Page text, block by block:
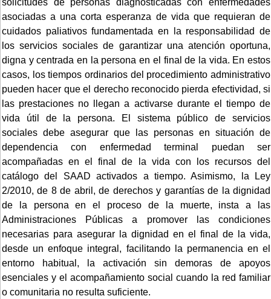
asociadas a una corta esperanza de vida que requieran de
cuidados paliativos fundamentada en la responsabilidad de
los servicios sociales de garantizar una atención oportuna,
digna y centrada en la persona en el final de la vida. En estos
casos, los tiempos ordinarios del procedimiento administrativo
pueden hacer que el derecho reconocido pierda efectividad, si
las prestaciones no llegan a activarse durante el tiempo de
vida útil de la persona. El sistema público de servicios
sociales debe asegurar que las personas en situación de
dependencia con enfermedad terminal puedan ser
acompañadas en el final de la vida con los recursos del
catálogo del SAAD activados a tiempo. Asimismo, la Ley
2/2010, de 8 de abril, de derechos y garantías de la dignidad
de la persona en el proceso de la muerte, insta a las
Administraciones Públicas a promover las condiciones
necesarias para asegurar la dignidad en el final de la vida,
desde un enfoque integral, facilitando la permanencia en el
entorno habitual, la activación sin demoras de apoyos
esenciales y el acompañamiento social cuando la red familiar
o comunitaria no resulta suficiente.